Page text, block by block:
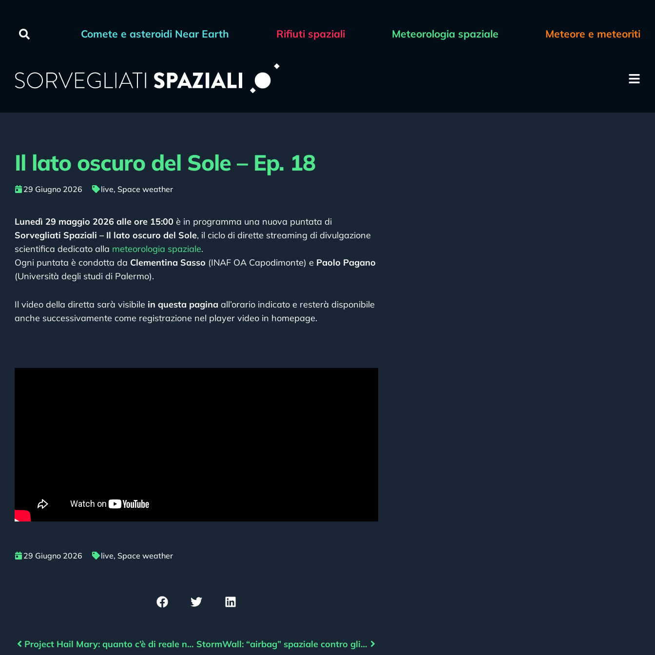
Comete e asteroidi Near Earth Rifiuti spaziali Meteorologia spaziale Meteore e meteoriti
Il lato oscuro del Sole – Ep. 18
29 Giugno 2026 live, Space weather
Lunedì 29 maggio 2026 alle ore 15:00 è in programma una nuova puntata di
Sorvegliati Spaziali – Il lato oscuro del Sole, il ciclo di dirette streaming di divulgazione
scientifica dedicato alla meteorologia spaziale.
Ogni puntata è condotta da Clementina Sasso (INAF OA Capodimonte) e Paolo Pagano
(Università degli studi di Palermo).
Il video della diretta sarà visibile in questa pagina all’orario indicato e resterà disponibile
anche successivamente come registrazione nel player video in homepage.
29 Giugno 2026 live, Space weather
Project Hail Mary: quanto c’è di reale nella missione per salvare il Sole? StormWall: “airbag” spaziale contro gli effetti delle tempeste solari?